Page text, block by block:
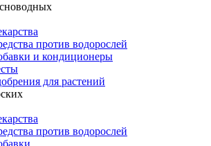
против водорослей
и кондиционеры
для растений
против водорослей